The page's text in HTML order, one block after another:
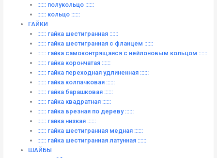
:::::: полукольцо ::::::
:::::: кольцо ::::::
ГАЙКИ
:::::: гайка шестигранная ::::::
:::::: гайка шестигранная с фланцем ::::::
:::::: гайка самоконтрящаяся с нейлоновым кольцом ::::::
:::::: гайка корончатая ::::::
:::::: гайка переходная удлиненная ::::::
:::::: гайка колпачковая ::::::
:::::: гайка барашковая ::::::
:::::: гайка квадратная ::::::
:::::: гайка врезная по дереву ::::::
:::::: гайка низкая ::::::
:::::: гайка шестигранная медная ::::::
:::::: гайка шестигранная латунная ::::::
ШАЙБЫ